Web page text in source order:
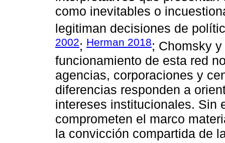
como inevitables o
legitiman decisiones de
2002; Herman 2018; Chomsky
funcionamiento de esta red
agencias, corporaciones y
diferencias responden a
intereses institucionales. Sin
comprometen el marco
la convicción compartida de